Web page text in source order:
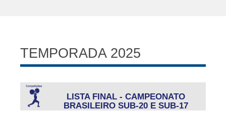
TEMPORADA 2025
LISTA FINAL - CAMPEONATO
BRASILEIRO SUB-20 E SUB-17